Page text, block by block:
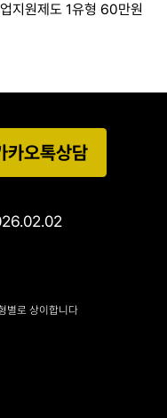
지원제도 1유형 60만원
카오톡상담
별로 상이합니다